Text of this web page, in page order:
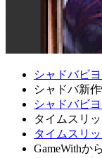
シャドバビ
シャドバ新
シャドバビ
タイムスリ
タイムスリ
GameWithか